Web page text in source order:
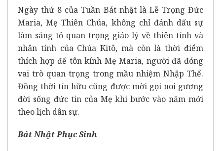
Ngày thứ 8 của Tuần Bát nhật là Lễ Trọng Đức
Maria, Mẹ Thiên Chúa, không chỉ đánh dấu sự
làm sáng tỏ quan trọng giáo lý về thiên tính và
nhân tính của Chúa Kitô, mà còn là thời điểm
thích hợp để tôn kính Mẹ Maria, người đã đóng
vai trò quan trọng trong mầu nhiệm Nhập Thể.
Đồng thời tín hữu cũng được mời gọi noi gương
đời sống đức tin của Mẹ khi bước vào năm mới
theo lịch dân sự.
Bát Nhật Phục Sinh